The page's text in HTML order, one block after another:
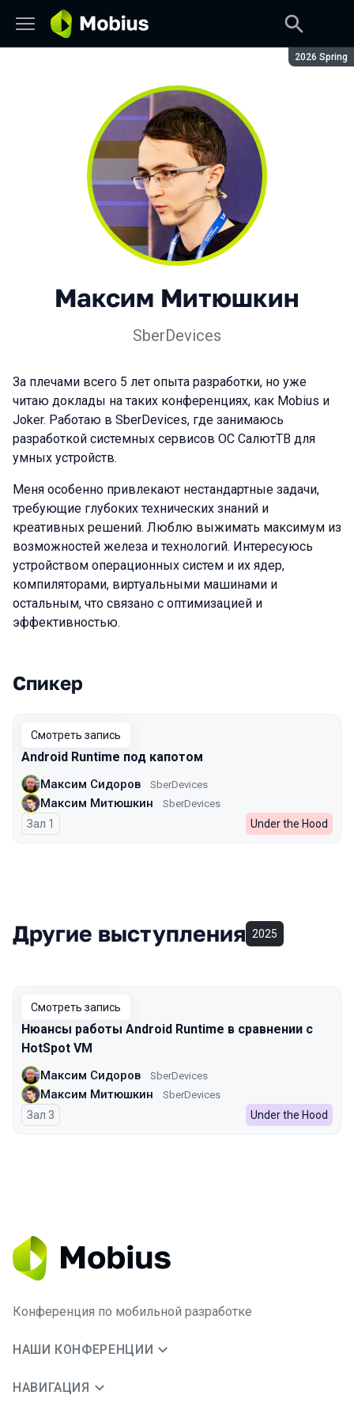
Сезон:
2026 Spring
Максим Митюшкин
SberDevices
За плечами всего 5 лет опыта разработки, но уже
читаю доклады на таких конференциях, как Mobius и
Joker. Работаю в SberDevices, где занимаюсь
разработкой системных сервисов ОС СалютТВ для
умных устройств.
Меня особенно привлекают нестандартные задачи,
требующие глубоких технических знаний и
креативных решений. Люблю выжимать максимум из
возможностей железа и технологий. Интересуюсь
устройством операционных систем и их ядер,
компиляторами, виртуальными машинами и
остальным, что связано с оптимизацией и
эффективностью.
Выступления в сезоне 2026 Spring
Спикер
Смотреть запись
Android Runtime под капотом
Максим Сидоров SberDevices
Максим Митюшкин SberDevices
Зал 1 Under the Hood
Другие выступления 2025
Смотреть запись
Нюансы работы Android Runtime в сравнении с
HotSpot VM
Максим Сидоров SberDevices
Максим Митюшкин SberDevices
Зал 3 Under the Hood
Конференция по мобильной разработке
НАШИ КОНФЕРЕНЦИИ
НАВИГАЦИЯ